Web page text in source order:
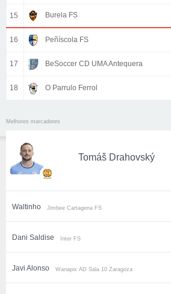
15 Burela FS
16 Peñíscola FS
17 BeSoccer CD UMA Antequera
18 O Parrulo Ferrol
Melhores marcadores
Tomáš Drahovský
Waltinho Jimbee Cartagena FS
Dani Saldise Inter FS
Javi Alonso Wanapix AD Sala 10 Zaragoza